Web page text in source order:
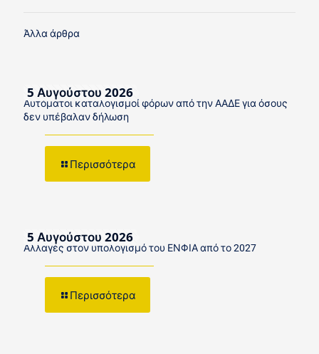
Άλλα άρθρα
5 Αυγούστου 2026
Αυτόματοι καταλογισμοί φόρων από την ΑΑΔΕ για όσους
δεν υπέβαλαν δήλωση
Περισσότερα
5 Αυγούστου 2026
Αλλαγές στον υπολογισμό του ΕΝΦΙΑ από το 2027
Περισσότερα